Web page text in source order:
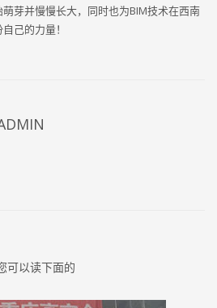
芽并慢慢长大，同时也为BIM技术在西南
己的力量！
可以读下面的